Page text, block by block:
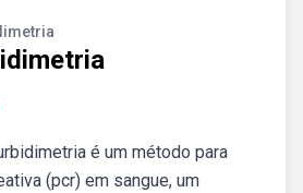
é um método para
(pcr) em sangue, um